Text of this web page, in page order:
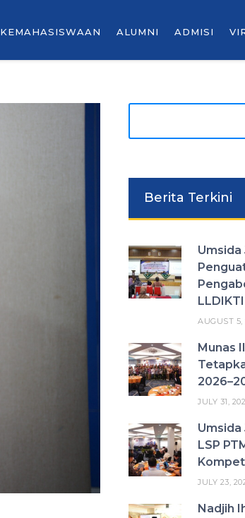
KEMAHASISWAAN ALUMNI ADMISI
Berita Terkini
Umsida
AUGUST 5,
Munas
JULY 31,
Umsida
LSP
JULY 23,
Nadjih